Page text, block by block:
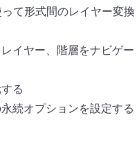
て形式間のレイヤー変換
イヤー、階層をナビゲー
る
続オプションを設定する